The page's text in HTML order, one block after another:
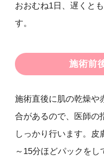
おおむね1日、遅くと
す。
施術前
施術直後に肌の乾燥や
合があるので、医師の
しっかり行います。皮
～15分ほどパックを